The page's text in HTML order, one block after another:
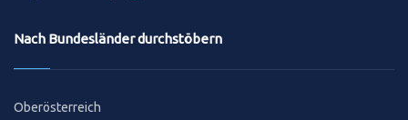
Nach Bundesländer durchstöbern
Oberösterreich